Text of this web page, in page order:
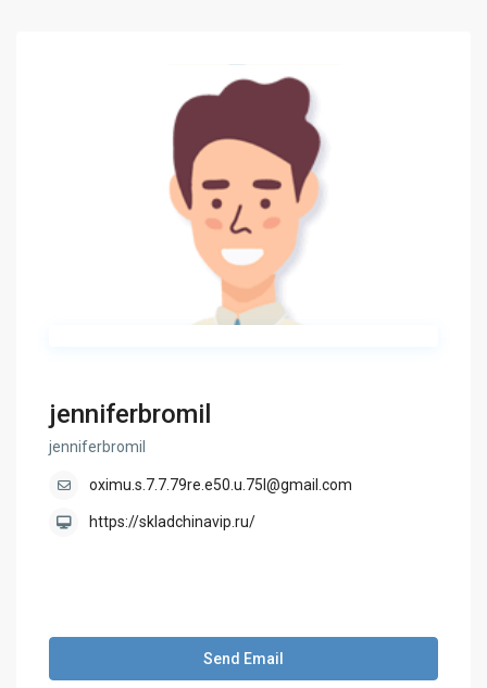
jenniferbromil
jenniferbromil
oximu.s.7.7.79re.e50.u.75l@gmail.com
https://skladchinavip.ru/
Send Email